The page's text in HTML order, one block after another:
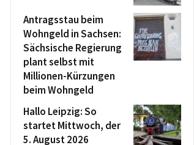
Antragsstau beim
Wohngeld in Sachsen:
Sächsische Regierung
plant selbst mit
Millionen-Kürzungen
beim Wohngeld
Hallo Leipzig: So
startet Mittwoch, der
5. August 2026